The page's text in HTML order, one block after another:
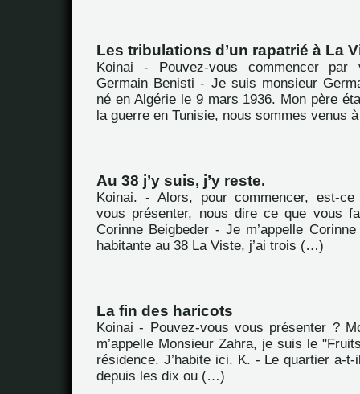
Les tribulations d’un rapatrié à La
Koinai - Pouvez-vous commencer par
Germain Benisti - Je suis monsieur
né en Algérie le 9 mars 1936. Mon père
la guerre en Tunisie, nous sommes venus
Au 38 j’y suis, j’y reste.
Koinai. - Alors, pour commencer, est-
vous présenter, nous dire ce que vous
Corinne Beigbeder - Je m’appelle
habitante au 38 La Viste, j’ai trois (…)
La fin des haricots
Koinai - Pouvez-vous vous présenter ?
m’appelle Monsieur Zahra, je suis le
résidence. J’habite ici. K. - Le quartier a-t-
depuis les dix ou (…)